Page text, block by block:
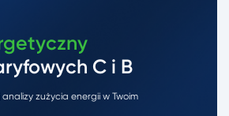
C i B
zużycia energii w Twoim